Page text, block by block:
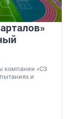
компании «СЗ
и